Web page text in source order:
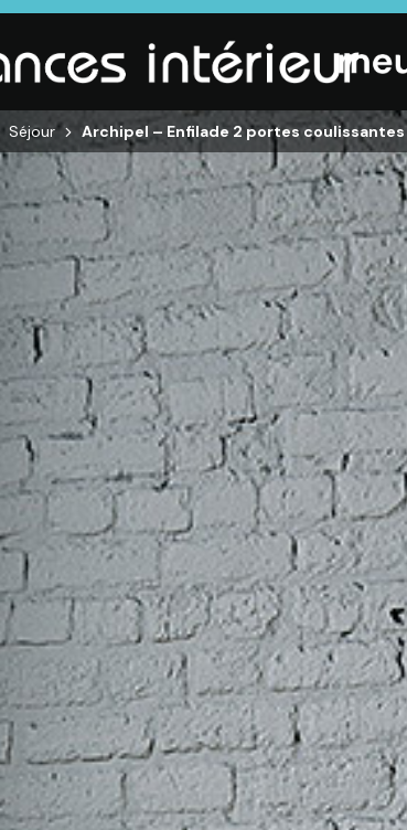
CHAMBRE
Dressings,
Armoires, Lits,
Chevets,
Commodes
LITERIE
Matelas,
Sommiers,
Literies
électriques,
Linge de maison
Séjour Archipel – Enfilade 2 portes coulissantes